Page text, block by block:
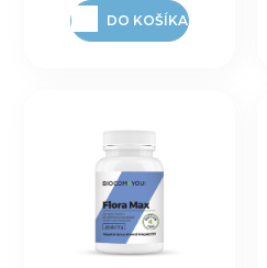
DO KOŠÍKA